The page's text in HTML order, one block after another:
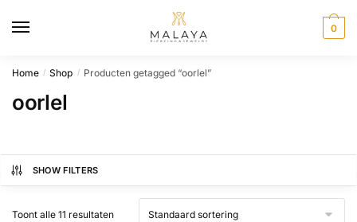
0
Home / Shop / Producten getagged “oorlel”
oorlel
SHOW FILTERS
Toont alle 11 resultaten